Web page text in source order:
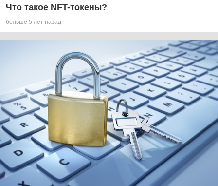
Что такое NFT-токены?
больше 5 лет назад